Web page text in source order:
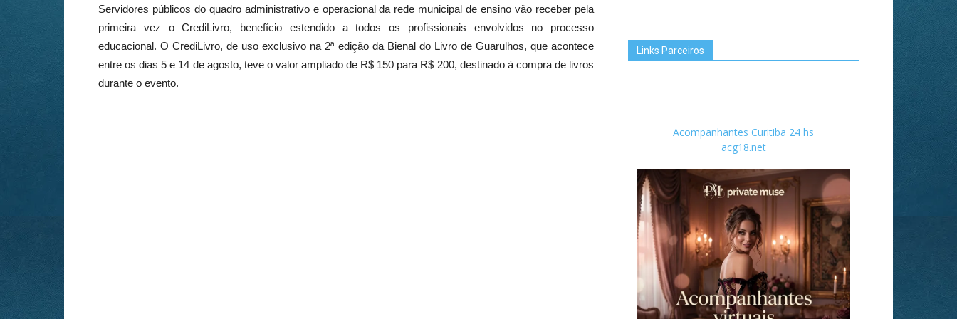
Servidores públicos do quadro administrativo e operacional da rede municipal de ensino vão receber pela
primeira vez o CrediLivro, benefício estendido a todos os profissionais envolvidos no processo
educacional. O CrediLivro, de uso exclusivo na 2ª edição da Bienal do Livro de Guarulhos, que acontece
entre os dias 5 e 14 de agosto, teve o valor ampliado de R$ 150 para R$ 200, destinado à compra de livros
durante o evento.
Links Parceiros
Acompanhantes Curitiba 24 hs
acg18.net